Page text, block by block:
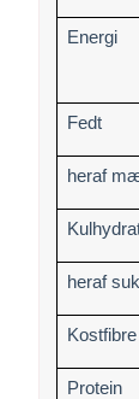
Energi
Fedt
heraf
heraf
Kostfibre
Protein